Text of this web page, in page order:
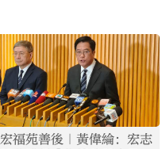
宏福苑善後｜黃偉綸：宏志